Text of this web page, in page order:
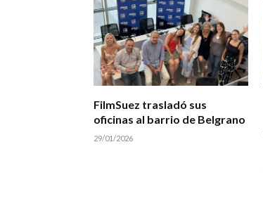
FilmSuez trasladó sus
oficinas al barrio de Belgrano
29/01/2026